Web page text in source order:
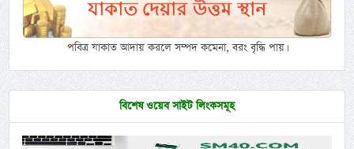
পবিত্র যাকাত আদায় করলে সম্পদ কমেনা, বরং বৃদ্ধি পায়।
বিশেষ ওয়েব সাইট লিংকসমূহ